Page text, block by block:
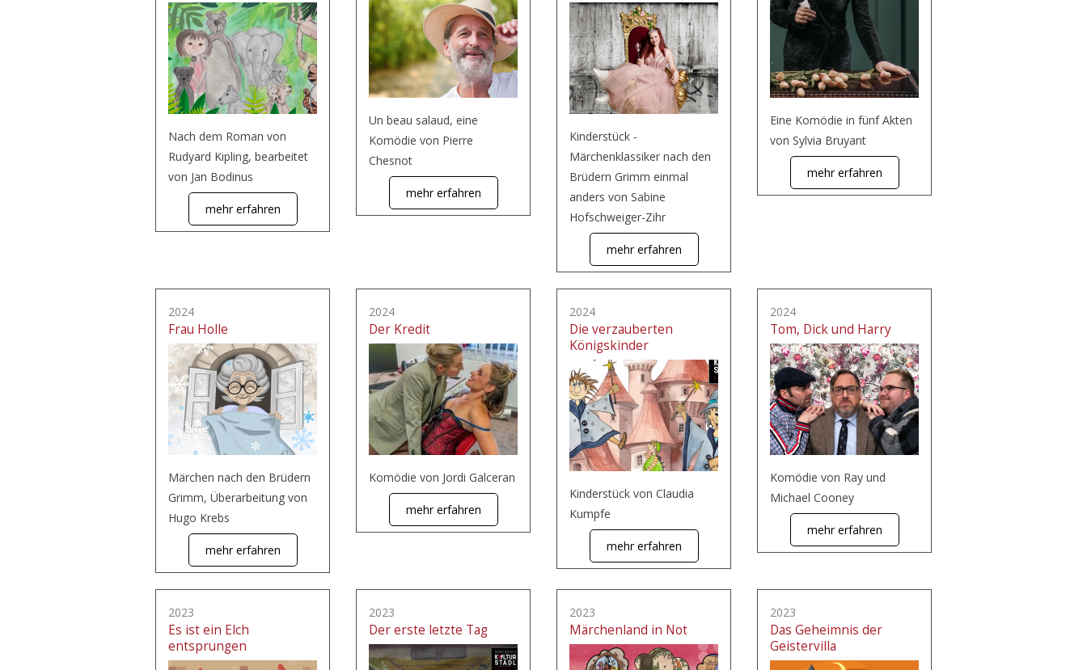
Nach dem Roman von
Rudyard Kipling, bearbeitet
von Jan Bodinus
mehr erfahren
Un beau salaud, eine
Komödie von Pierre
Chesnot
mehr erfahren
Kinderstück -
Märchenklassiker nach den
Brüdern Grimm einmal
anders von Sabine
Hofschweiger-Zihr
mehr erfahren
Eine Komödie in fünf Akten
von Sylvia Bruyant
mehr erfahren
2024
Frau Holle
Märchen nach den Brüdern
Grimm, Überarbeitung von
Hugo Krebs
mehr erfahren
2024
Der Kredit
Komödie von Jordi Galceran
mehr erfahren
2024
Die verzauberten
Königskinder
Kinderstück von Claudia
Kumpfe
mehr erfahren
2024
Tom, Dick und Harry
Komödie von Ray und
Michael Cooney
mehr erfahren
2023
Es ist ein Elch
entsprungen
2023
Der erste letzte Tag
2023
Märchenland in Not
2023
Das Geheimnis der
Geistervilla